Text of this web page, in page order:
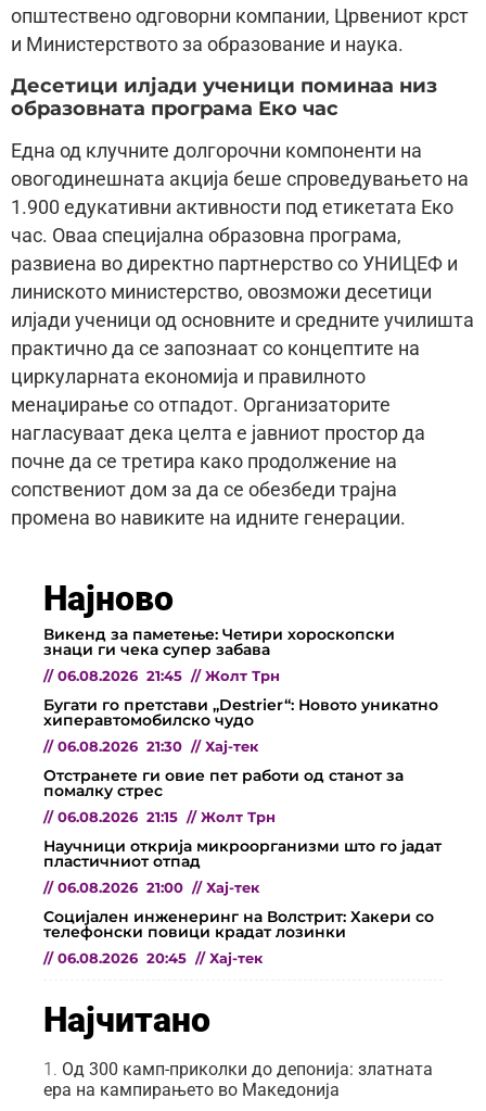
општествено одговорни компании, Црвениот крст
и Министерството за образование и наука.
Десетици илјади ученици поминаа низ
образовната програма Еко час
Една од клучните долгорочни компоненти на
овогодинешната акција беше спроведувањето на
1.900 едукативни активности под етикетата Еко
час. Оваа специјална образовна програма,
развиена во директно партнерство со УНИЦЕФ и
линиското министерство, овозможи десетици
илјади ученици од основните и средните училишта
практично да се запознаат со концептите на
циркуларната економија и правилното
менаџирање со отпадот. Организаторите
нагласуваат дека целта е јавниот простор да
почне да се третира како продолжение на
сопствениот дом за да се обезбеди трајна
промена во навиките на идните генерации.
Најново
Викенд за паметење: Четири хороскопски
знаци ги чека супер забава
// 06.08.2026 21:45 // Жолт Трн
Бугати го претстави „Destrier“: Новото уникатно
хиперавтомобилско чудо
// 06.08.2026 21:30 // Хај-тек
Отстранете ги овие пет работи од станот за
помалку стрес
// 06.08.2026 21:15 // Жолт Трн
Научници открија микроорганизми што го јадат
пластичниот отпад
// 06.08.2026 21:00 // Хај-тек
Социјален инженеринг на Волстрит: Хакери со
телефонски повици крадат лозинки
// 06.08.2026 20:45 // Хај-тек
Најчитано
Од 300 камп-приколки до депонија: златната
ера на кампирањето во Македонија